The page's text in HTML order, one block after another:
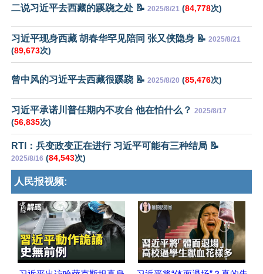
二说习近平去西藏的蹊跷之处 📝 2025/8/21 (84,778次)
习近平现身西藏 胡春华罕见陪同 张又侠隐身 📝 2025/8/21
(89,673次)
曾中风的习近平去西藏很蹊跷 📝 2025/8/20 (85,476次)
习近平承诺川普任期内不攻台 他在怕什么？ 2025/8/17
(56,835次)
RTI：兵变政变正在进行 习近平可能有三种结局 📝
2025/8/16 (84,543次)
人民报视频: